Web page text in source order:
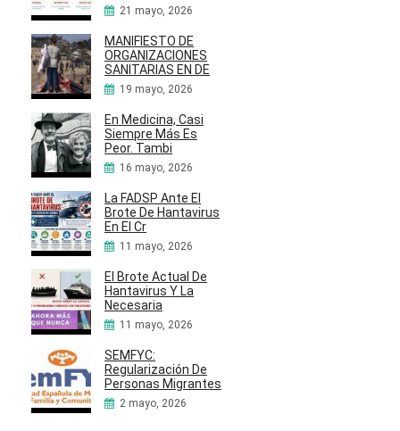
21 mayo, 2026
MANIFIESTO DE
ORGANIZACIONES
SANITARIAS EN DE
19 mayo, 2026
En Medicina, Casi
Siempre Más Es
Peor. Tambi
16 mayo, 2026
La FADSP Ante El
Brote De Hantavirus
En El Cr
11 mayo, 2026
El Brote Actual De
Hantavirus Y La
Necesaria
11 mayo, 2026
SEMFYC:
Regularización De
Personas Migrantes
2 mayo, 2026